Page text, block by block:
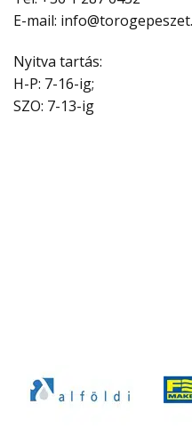
E-mail:
Nyitva tartás:
H-P: 7-16-ig;
SZO: 7-13-ig